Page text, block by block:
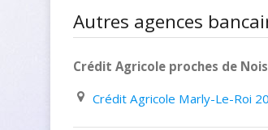
Autres agences
Crédit Agricole proches de